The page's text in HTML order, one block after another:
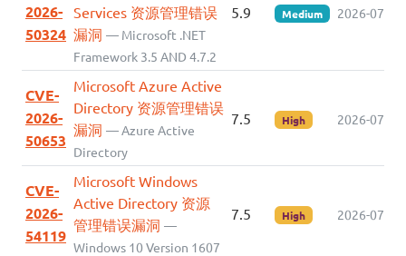
2026-
50324
Services 资源管理错误
漏洞 — Microsoft .NET
Framework 3.5 AND 4.7.2
5.9 Medium 2026-07-14
CVE-
2026-
50653
Microsoft Azure Active
Directory 资源管理错误
漏洞 — Azure Active
Directory
7.5 High 2026-07-14
CVE-
2026-
54119
Microsoft Windows
Active Directory 资源
管理错误漏洞 —
Windows 10 Version 1607
7.5 High 2026-07-14